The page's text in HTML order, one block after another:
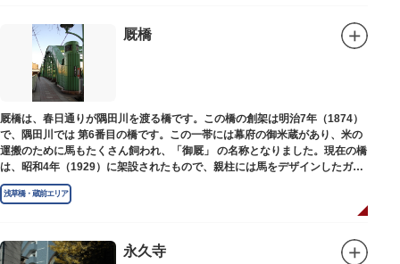
厩橋
厩橋は、春日通りが隅田川を渡る橋です。この橋の創架は明治7年（1874）
で、隅田川では 第6番目の橋です。この一帯には幕府の御米蔵があり、米の
運搬のために馬もたくさん飼われ、「御厩」 の名称となりました。現在の橋
は、昭和4年（1929）に架設されたもので、親柱には馬をデザインしたガラ
ス細工が組み込まれています。
浅草橋・蔵前エリア
永久寺